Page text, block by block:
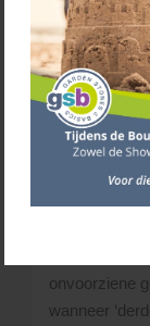
levertijd
Wij proberen
10
Wanneer er
levering
onvoorziene
wanneer